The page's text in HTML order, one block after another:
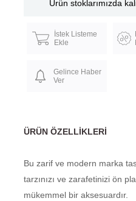
Ürün stoklarımızda
İstek Listeme
Ekle
Gelince Haber
Ver
ÜRÜN ÖZELLIKLERI
Bu zarif ve modern marka
tarzınızı ve zarafetinizi ön
mükemmel bir aksesuardır.